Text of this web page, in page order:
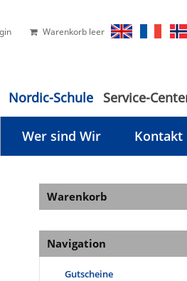
Warenkorb leer
Nordic-Schule Service-
Wer sind Wir Kontakt
Warenkorb
Navigation
Gutscheine